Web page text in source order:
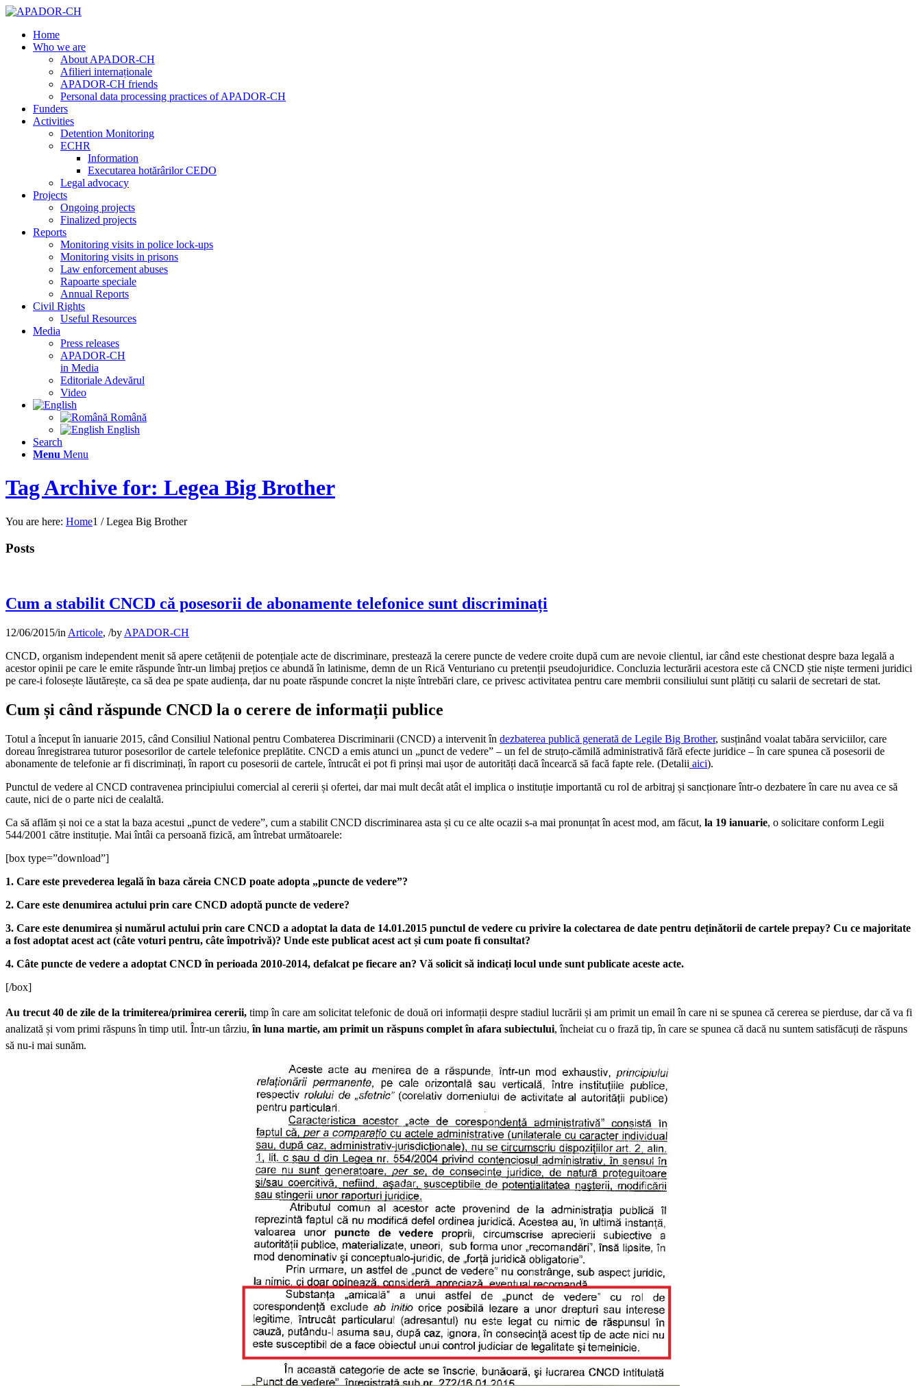
Home
Who we are
About APADOR-CH
Afilieri internaționale
APADOR-CH friends
Personal data processing practices of APADOR-CH
Funders
Activities
Detention Monitoring
ECHR
Information
Executarea hotărârilor CEDO
Legal advocacy
Projects
Ongoing projects
Finalized projects
Reports
Monitoring visits in police lock-ups
Monitoring visits in prisons
Law enforcement abuses
Rapoarte speciale
Annual Reports
Civil Rights
Useful Resources
Media
Press releases
APADOR-CH
in Media
Editoriale Adevărul
Video
Română
English
Search
Menu Menu
Tag Archive for: Legea Big Brother
You are here: Home1 / Legea Big Brother
Posts
Cum a stabilit CNCD că posesorii de abonamente telefonice sunt discriminați
12/06/2015/in Articole, /by APADOR-CH
CNCD, organism independent menit să apere cetățenii de potențiale acte de discriminare, prestează la cerere puncte de vedere croite după cum are nevoie clientul, iar când este chestionat despre baza legală a
acestor opinii pe care le emite răspunde într-un limbaj prețios ce abundă în latinisme, demn de un Rică Venturiano cu pretenții pseudojuridice. Concluzia lecturării acestora este că CNCD știe niște termeni juridici
pe care-i folosește lăutărește, ca să dea pe spate audiența, dar nu poate răspunde concret la niște întrebări clare, ce privesc activitatea pentru care membrii consiliului sunt plătiți cu salarii de secretari de stat.
Cum și când răspunde CNCD la o cerere de informații publice
Totul a început în ianuarie 2015, când Consiliul National pentru Combaterea Discriminarii (CNCD) a intervenit în dezbaterea publică generată de Legile Big Brother, susținând voalat tabăra serviciilor, care
doreau înregistrarea tuturor posesorilor de cartele telefonice preplătite. CNCD a emis atunci un „punct de vedere” – un fel de struțo-cămilă administrativă fără efecte juridice – în care spunea că posesorii de
abonamente de telefonie ar fi discriminați, în raport cu posesorii de cartele, întrucât ei pot fi prinși mai ușor de autorități dacă încearcă să facă fapte rele. (Detalii aici).
Punctul de vedere al CNCD contravenea principiului comercial al cererii și ofertei, dar mai mult decât atât el implica o instituție importantă cu rol de arbitraj și sancționare într-o dezbatere în care nu avea ce să
caute, nici de o parte nici de cealaltă.
Ca să aflăm și noi ce a stat la baza acestui „punct de vedere”, cum a stabilit CNCD discriminarea asta și cu ce alte ocazii s-a mai pronunțat în acest mod, am făcut, la 19 ianuarie, o solicitare conform Legii
544/2001 către instituție. Mai întâi ca persoană fizică, am întrebat următoarele:
[box type=”download”]
1. Care este prevederea legală în baza căreia CNCD poate adopta „puncte de vedere”?
2. Care este denumirea actului prin care CNCD adoptă puncte de vedere?
3. Care este denumirea și numărul actului prin care CNCD a adoptat la data de 14.01.2015 punctul de vedere cu privire la colectarea de date pentru deținătorii de cartele prepay? Cu ce majoritate
a fost adoptat acest act (câte voturi pentru, câte împotrivă)? Unde este publicat acest act și cum poate fi consultat?
4. Câte puncte de vedere a adoptat CNCD în perioada 2010-2014, defalcat pe fiecare an? Vă solicit să indicați locul unde sunt publicate aceste acte.
[/box]
Au trecut 40 de zile de la trimiterea/primirea cererii, timp în care am solicitat telefonic de două ori informații despre stadiul lucrării și am primit un email în care ni se spunea că cererea se pierduse, dar că va fi
analizată și vom primi răspuns în timp util. Într-un târziu, în luna martie, am primit un răspuns complet în afara subiectului, încheiat cu o frază tip, în care se spunea că dacă nu suntem satisfăcuți de răspuns
să nu-i mai sunăm.